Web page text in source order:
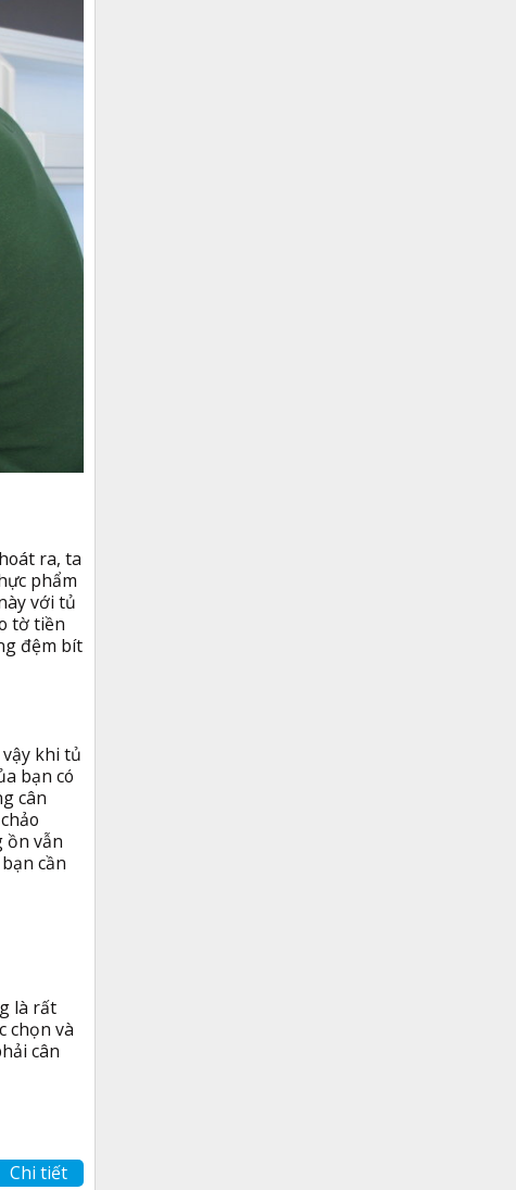
ra, ta
phẩm
với tủ
tờ tiền
đệm bít
khi tủ
bạn có
cân
ồn vẫn
cần
là rất
chọn và
cân
Chi tiết